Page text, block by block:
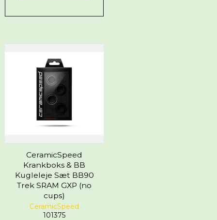
CeramicSpeed
Krankboks & BB
Kugleleje Sæt BB90
Trek SRAM GXP (no
cups)
CeramicSpeed
101375